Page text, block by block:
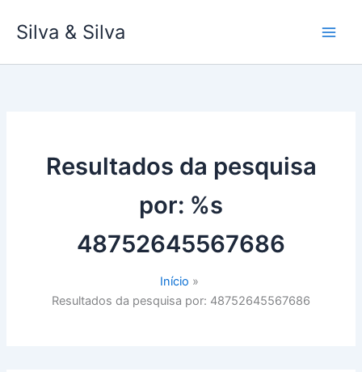
para
conteúdo
Silva & Silva
Resultados da pesquisa
por: %s
48752645567686
Início
Resultados da pesquisa por: 48752645567686